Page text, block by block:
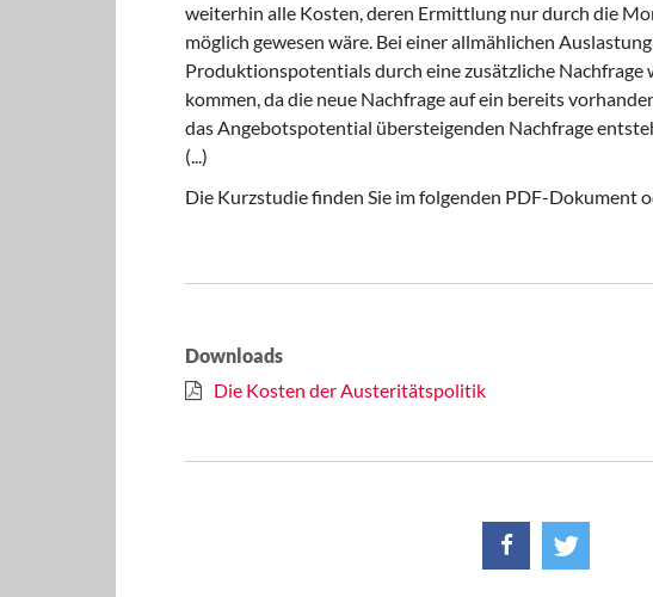
weiterhin alle Kosten, deren Ermittlung nur durch die
möglich gewesen wäre. Bei einer allmählichen
Produktionspotentials durch eine zusätzliche
kommen, da die neue Nachfrage auf ein bereits
das Angebotspotential übersteigenden Nachfrage
(...)
Die Kurzstudie finden Sie im folgenden PDF-Dokument
Downloads
Die Kosten der Austeritätspolitik